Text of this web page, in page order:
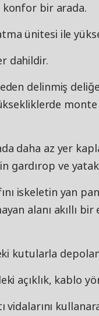
konfor bir arada.
ünitesi ile
dahildir.
delinmiş
daha az yer
gardırop ve
iskeletin yan
alanı akıllı
kutularla
açıklık, kablo